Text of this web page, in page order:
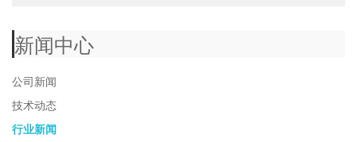
新闻中心
公司新闻
技术动态
行业新闻